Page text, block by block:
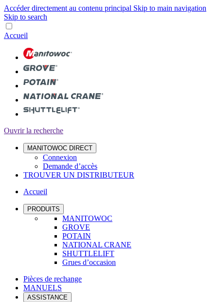
Accéder directement au contenu principal Skip to main navigation
Skip to search
Accueil
Ouvrir la recherche
MANITOWOC DIRECT
Connexion
Demande d’accès
TROUVER UN DISTRIBUTEUR
Accueil
PRODUITS
MANITOWOC
GROVE
POTAIN
NATIONAL CRANE
SHUTTLELIFT
Grues d’occasion
Pièces de rechange
MANUELS
ASSISTANCE